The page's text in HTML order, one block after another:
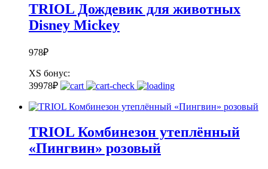
TRIOL Дождевик для животных
Disney Mickey
978₽
XS бонус:
39978₽
TRIOL Комбинезон утеплённый
«Пингвин» розовый